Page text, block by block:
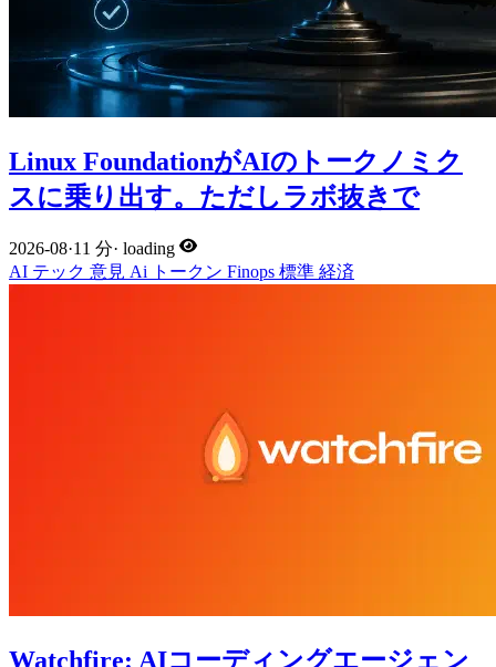
Linux FoundationがAIのトークノミク
スに乗り出す。ただしラボ抜きで
2026-08·11 分· loading
AI テック 意見 Ai トークン Finops 標準 経済
Watchfire: AIコーディングエージェン